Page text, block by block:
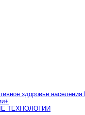
здоровье населения
+
ТЕХНОЛОГИИ